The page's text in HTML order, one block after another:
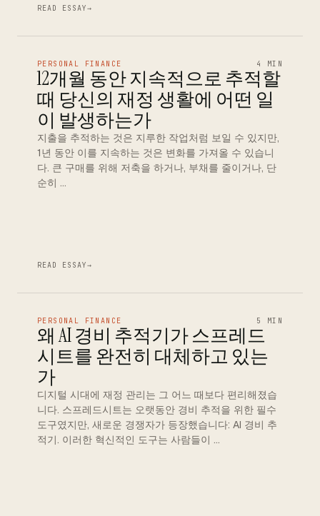
READ ESSAY→
PERSONAL FINANCE 4 MIN
12개월 동안 지속적으로 추적할
때 당신의 재정 생활에 어떤 일
이 발생하는가
지출을 추적하는 것은 지루한 작업처럼 보일 수 있지만,
1년 동안 이를 지속하는 것은 변화를 가져올 수 있습니
다. 큰 구매를 위해 저축을 하거나, 부채를 줄이거나, 단
순히 …
READ ESSAY→
PERSONAL FINANCE 5 MIN
왜 AI 경비 추적기가 스프레드
시트를 완전히 대체하고 있는
가
디지털 시대에 재정 관리는 그 어느 때보다 편리해졌습
니다. 스프레드시트는 오랫동안 경비 추적을 위한 필수
도구였지만, 새로운 경쟁자가 등장했습니다: AI 경비 추
적기. 이러한 혁신적인 도구는 사람들이 …